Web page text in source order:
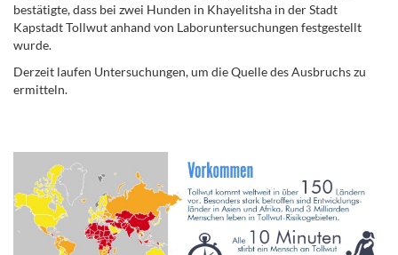
bestätigte, dass bei zwei Hunden in Khayelitsha in der Stadt
Kapstadt Tollwut anhand von Laboruntersuchungen festgestellt
wurde.
Derzeit laufen Untersuchungen, um die Quelle des Ausbruchs zu
ermitteln.